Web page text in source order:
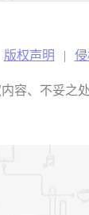
版权声明 |
容、不妥之